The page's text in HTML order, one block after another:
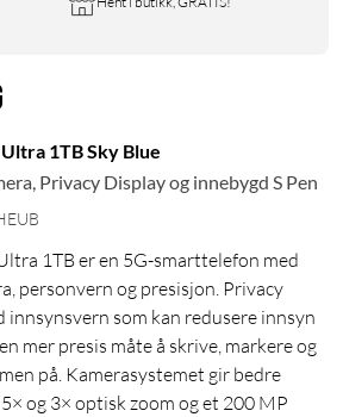
1TB Sky Blue
Privacy Display og innebygd S Pen
1TB er en 5G-smarttelefon med
personvern og presisjon. Privacy
innsynsvern som kan redusere innsyn
mer presis måte å skrive, markere og
på. Kamerasystemet gir bedre
og 3× optisk zoom og et 200 MP